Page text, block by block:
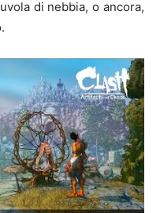
di nebbia, o ancora,